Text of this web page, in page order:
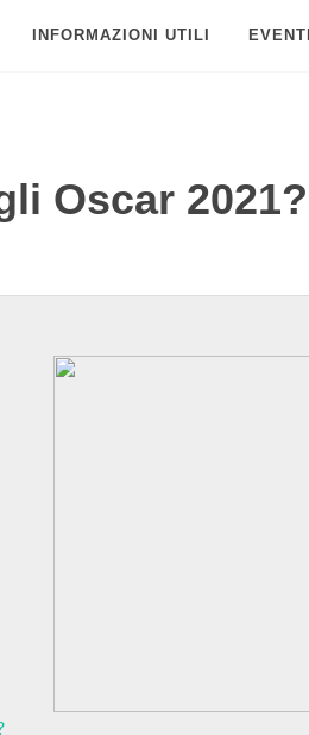
INFORMAZIONI UTILI
Oscar 2021?